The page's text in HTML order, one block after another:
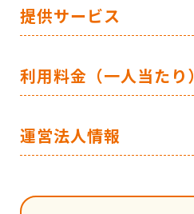
提供サービス
利用料金（一人当たり）
運営法人情報